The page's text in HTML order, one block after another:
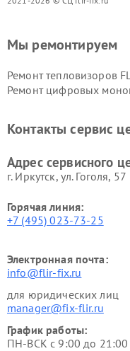
Мы ремонтируем
Ремонт тепловизоров
Ремонт цифровых
Контакты сервис
Адрес сервисного
г. Иркутск, ул. ​Гоголя, 57
Горячая линия:
+7 (495) 023-73-25
Электронная почта:
info@flir-fix.ru
для юридических лиц
manager@fix-flir.ru
График работы:
ПН-ВСК с 9:00 до